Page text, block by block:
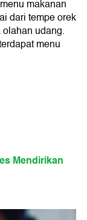
makanan
dari tempe orek
udang.
menu
Mendirikan